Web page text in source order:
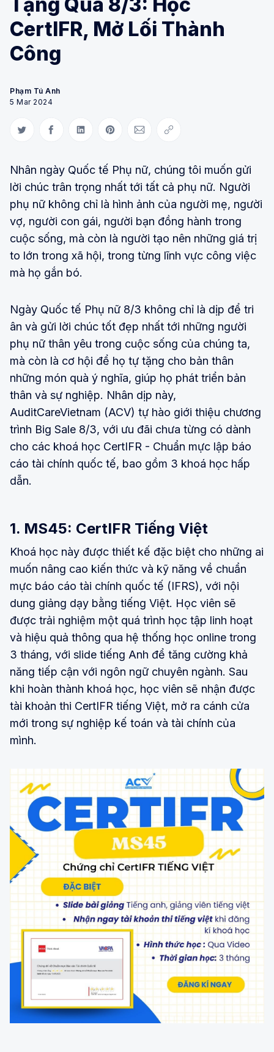
CertIFR, Mở Lối Thành
Công
Phạm Tú Anh
5 Mar 2024
Share on Twitter
Share on Facebook
Share on LinkedIn
Share on Pinterest
Share via Email
Copy link
Nhân ngày Quốc tế Phụ nữ, chúng tôi muốn gửi
lời chúc trân trọng nhất tới tất cả phụ nữ. Người
phụ nữ không chỉ là hình ảnh của người mẹ, người
vợ, người con gái, người bạn đồng hành trong
cuộc sống, mà còn là người tạo nên những giá trị
to lớn trong xã hội, trong từng lĩnh vực công việc
mà họ gắn bó.
Ngày Quốc tế Phụ nữ 8/3 không chỉ là dịp để tri
ân và gửi lời chúc tốt đẹp nhất tới những người
phụ nữ thân yêu trong cuộc sống của chúng ta,
mà còn là cơ hội để họ tự tặng cho bản thân
những món quà ý nghĩa, giúp họ phát triển bản
thân và sự nghiệp. Nhân dịp này,
AuditCareVietnam (ACV) tự hào giới thiệu chương
trình Big Sale 8/3, với ưu đãi chưa từng có dành
cho các khoá học CertIFR - Chuẩn mực lập báo
cáo tài chính quốc tế, bao gồm 3 khoá học hấp
dẫn.
1. MS45: CertIFR Tiếng Việt
Khoá học này được thiết kế đặc biệt cho những ai
muốn nâng cao kiến thức và kỹ năng về chuẩn
mực báo cáo tài chính quốc tế (IFRS), với nội
dung giảng dạy bằng tiếng Việt. Học viên sẽ
được trải nghiệm một quá trình học tập linh hoạt
và hiệu quả thông qua hệ thống học online trong
3 tháng, với slide tiếng Anh để tăng cường khả
năng tiếp cận với ngôn ngữ chuyên ngành. Sau
khi hoàn thành khoá học, học viên sẽ nhận được
tài khoản thi CertIFR tiếng Việt, mở ra cánh cửa
mới trong sự nghiệp kế toán và tài chính của
mình.